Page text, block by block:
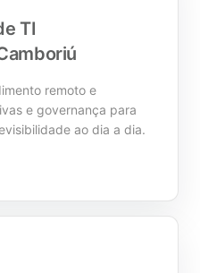
TI
remoto e
e governança para
ao dia a dia.